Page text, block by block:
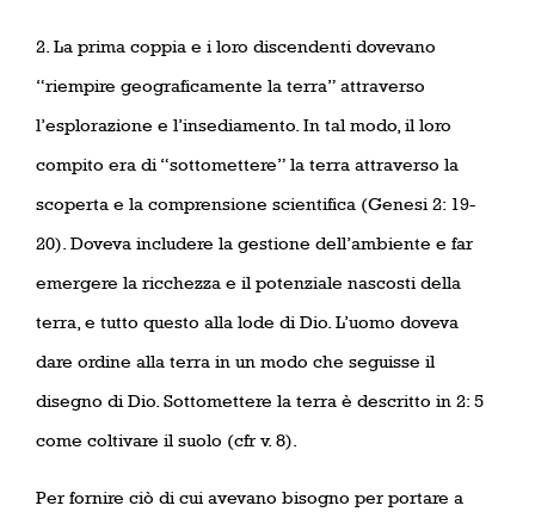
2. La prima coppia e i loro discendenti dovevano
“riempire geograficamente la terra” attraverso
l’esplorazione e l’insediamento. In tal modo, il loro
compito era di “sottomettere” la terra attraverso la
scoperta e la comprensione scientifica (Genesi 2: 19-
20). Doveva includere la gestione dell’ambiente e far
emergere la ricchezza e il potenziale nascosti della
terra, e tutto questo alla lode di Dio. L’uomo doveva
dare ordine alla terra in un modo che seguisse il
disegno di Dio. Sottomettere la terra è descritto in 2: 5
come coltivare il suolo (cfr v. 8).
Per fornire ciò di cui avevano bisogno per portare a